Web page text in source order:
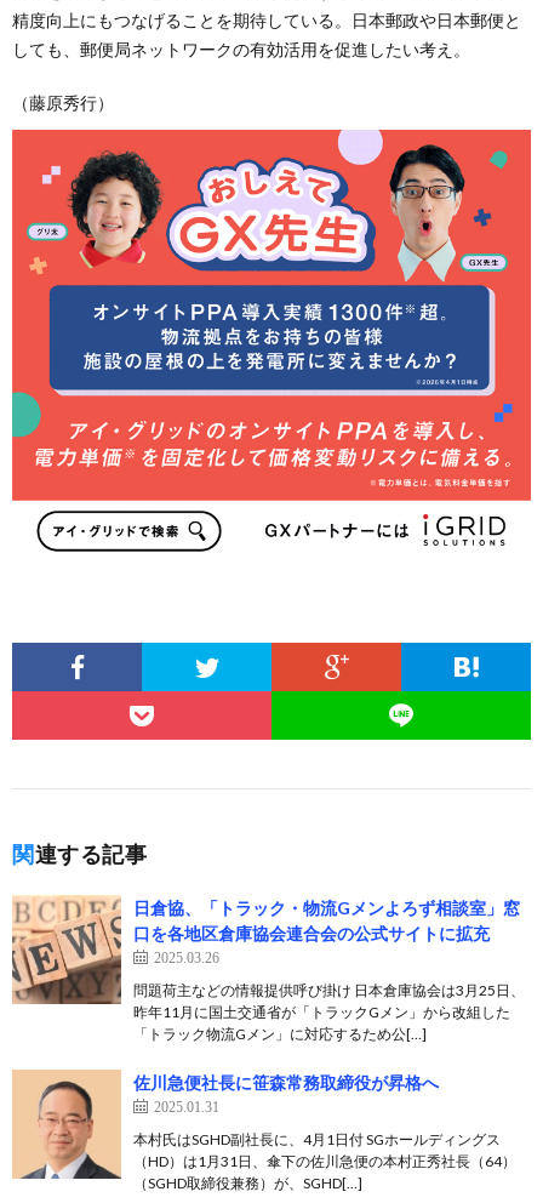
精度向上にもつなげることを期待している。日本郵政や日本郵便と
しても、郵便局ネットワークの有効活用を促進したい考え。
（藤原秀行）
関連する記事
日倉協、「トラック・物流Gメンよろず相談室」窓
口を各地区倉庫協会連合会の公式サイトに拡充
2025.03.26
問題荷主などの情報提供呼び掛け 日本倉庫協会は3月25日、
昨年11月に国土交通省が「トラックGメン」から改組した
「トラック物流Gメン」に対応するため公[…]
佐川急便社長に笹森常務取締役が昇格へ
2025.01.31
本村氏はSGHD副社長に、4月1日付 SGホールディングス
（HD）は1月31日、傘下の佐川急便の本村正秀社長（64）
（SGHD取締役兼務）が、SGHD[…]